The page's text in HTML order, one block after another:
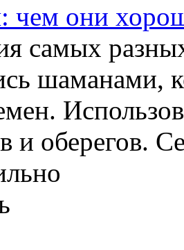
чем они
самых
шаманами,
и оберегов.